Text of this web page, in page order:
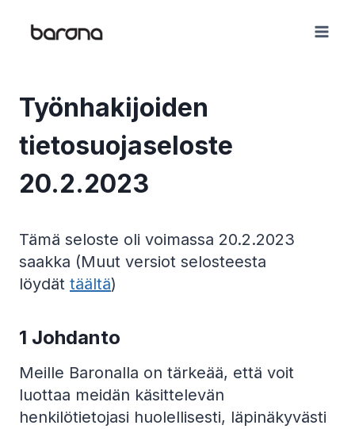
Työnhakijoiden
tietosuojaseloste
20.2.2023
Tämä seloste oli voimassa 20.2.2023
saakka (Muut versiot selosteesta
löydät täältä)
1 Johdanto
Meille Baronalla on tärkeää, että voit
luottaa meidän käsittelevän
henkilötietojasi huolellisesti, läpinäkyvästi